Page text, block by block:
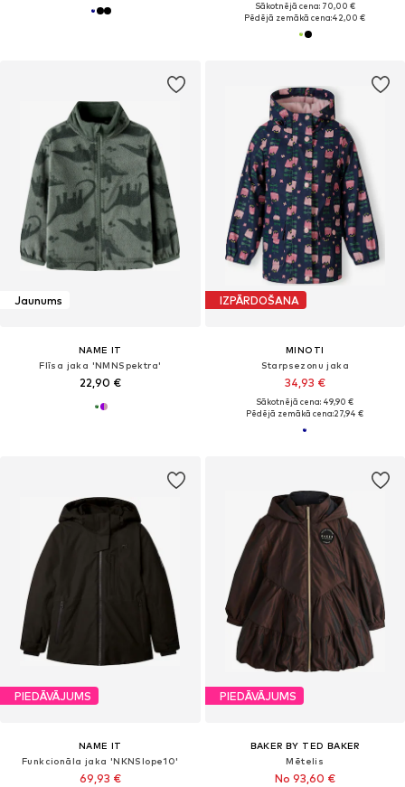
Sākotnējā cena: 70,00 €
Pēdējā zemākā cena:42,00 €
Jaunums
NAME IT
Flīsa jaka 'NMNSpektra'
22,90 €
IZPĀRDOŠANA
MINOTI
Starpsezonu jaka
34,93 €
Sākotnējā cena: 49,90 €
Pēdējā zemākā cena:27,94 €
PIEDĀVĀJUMS
NAME IT
Funkcionāla jaka 'NKNSlope10'
69,93 €
PIEDĀVĀJUMS
BAKER BY TED BAKER
Mētelis
No 93,60 €